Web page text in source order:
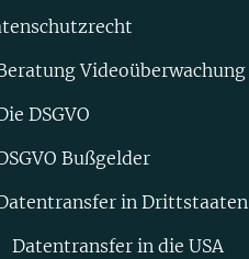
Video­überwachung
DSGVO
Bußgelder
in Drittstaaten
Datentransfer in die USA